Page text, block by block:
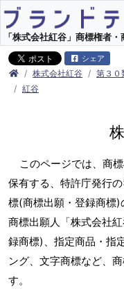
「株式会社紅谷」商標権者
シェア
株式会社紅谷 第３０
紅谷
このページでは、商
保有する、特許庁発行の
標(商標出願・登録商標)
商標出願人「株式会社
録商標)、指定商品・指
ング、文字商標など、
す。